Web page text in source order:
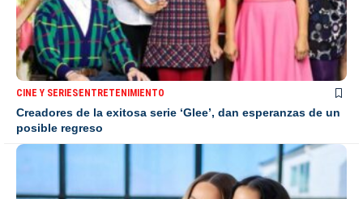
CINE Y SERIESENTRETENIMIENTO
Creadores de la exitosa serie ‘Glee’, dan esperanzas de un
posible regreso